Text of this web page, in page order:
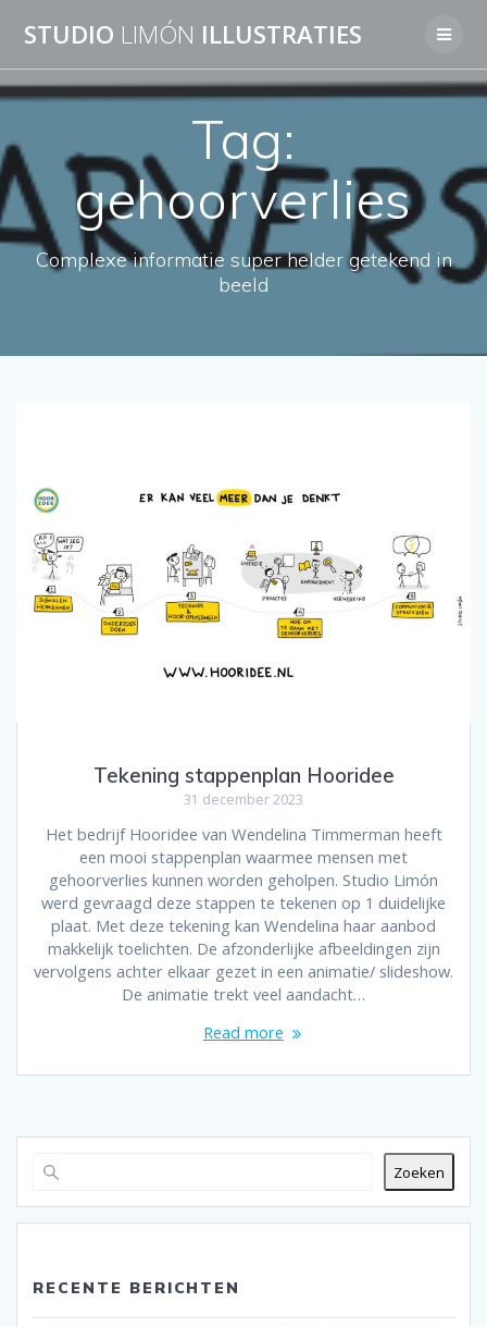
to
STUDIO LIMÓN ILLUSTRATIES
Tag:
gehoorverlies
Complexe informatie super helder getekend in
beeld
Tekening stappenplan Hooridee
31 december 2023
Het bedrijf Hooridee van Wendelina Timmerman heeft
een mooi stappenplan waarmee mensen met
gehoorverlies kunnen worden geholpen. Studio Limón
werd gevraagd deze stappen te tekenen op 1 duidelijke
plaat. Met deze tekening kan Wendelina haar aanbod
makkelijk toelichten. De afzonderlijke afbeeldingen zijn
vervolgens achter elkaar gezet in een animatie/ slideshow.
De animatie trekt veel aandacht…
Read more
Zoeken
RECENTE BERICHTEN